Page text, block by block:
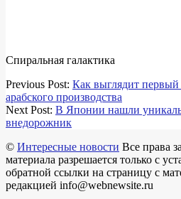
Спиральная галактика
2019-
05-
07
Previous Post: Как выглядит
арабского производства
Next Post: В Японии нашли
внедорожник
© Интересные новости Все права
материала разрешается только с
обратной ссылки на страницу с
редакцией info@webnewsite.ru